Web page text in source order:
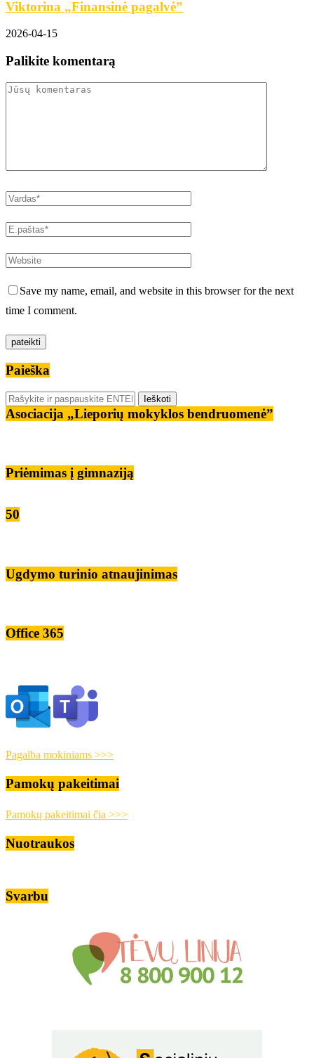
Viktorina „Finansinė pagalvė”
2026-04-15
Palikite komentarą
Save my name, email, and website in this browser for the next
time I comment.
Paieška
Asociacija „Lieporių mokyklos bendruomenė”
Priėmimas į gimnaziją
50
Ugdymo turinio atnaujinimas
Office 365
Pagalba mokiniams >>>
Pamokų pakeitimai
Pamokų pakeitimai čia >>>
Nuotraukos
Svarbu